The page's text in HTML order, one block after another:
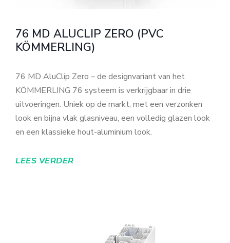
76 MD ALUCLIP ZERO (PVC
KÖMMERLING)
76 MD AluClip Zero – de designvariant van het
KÖMMERLING 76 systeem is verkrijgbaar in drie
uitvoeringen. Uniek op de markt, met een verzonken
look en bijna vlak glasniveau, een volledig glazen look
en een klassieke hout-aluminium look.
LEES VERDER